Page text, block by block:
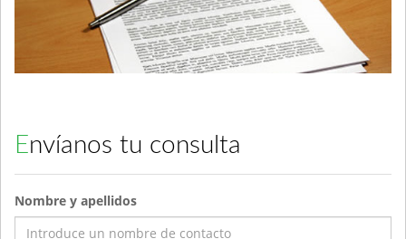
Envíanos tu consulta
Nombre y apellidos